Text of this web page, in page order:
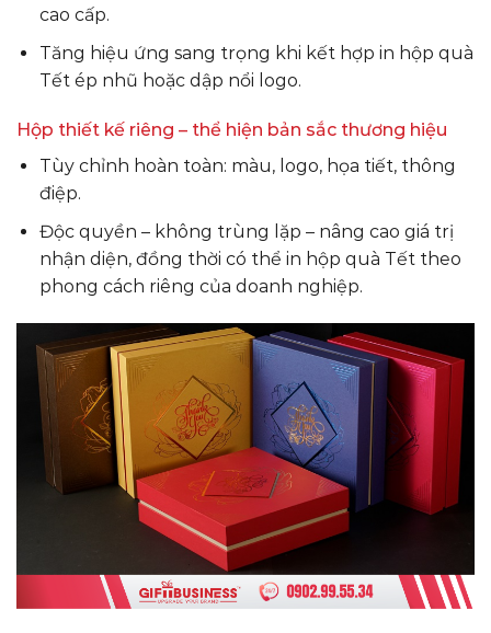
cao cấp.
Tăng hiệu ứng sang trọng khi kết hợp in hộp quà
Tết ép nhũ hoặc dập nổi logo.
Hộp thiết kế riêng – thể hiện bản sắc thương hiệu
Tùy chỉnh hoàn toàn: màu, logo, họa tiết, thông
điệp.
Độc quyền – không trùng lặp – nâng cao giá trị
nhận diện, đồng thời có thể in hộp quà Tết theo
phong cách riêng của doanh nghiệp.